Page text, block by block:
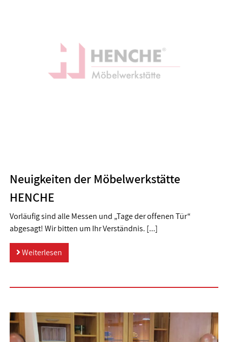
Neuigkeiten der Möbelwerkstätte
HENCHE
Vorläufig sind alle Messen und „Tage der offenen Tür“
abgesagt! Wir bitten um Ihr Verständnis. [...]
Weiterlesen